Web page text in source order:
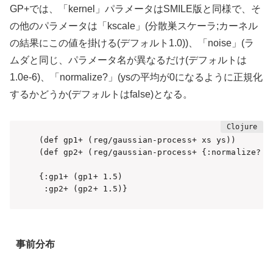
GP+では、「kernel」パラメータはSMILE版と同様で、そ
の他のパラメータは「kscale」(分散巣スケーラ;カーネル
の結果にこの値を掛ける(デフォルト1.0))、「noise」(ラ
ムダと同じ、パラメータ名が異なるだけ(デフォルトは
1.0e-6)、「normalize?」(ysの平均が0になるように正規化
するかどうか(デフォルトはfalse)となる。
(def gp1+ (reg/gaussian-process+ xs ys))
(def gp2+ (reg/gaussian-process+ {:normalize?
{:gp1+ (gp1+ 1.5)
:gp2+ (gp2+ 1.5)}
事前分布